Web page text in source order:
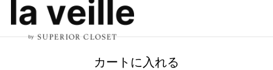
カートに入れる